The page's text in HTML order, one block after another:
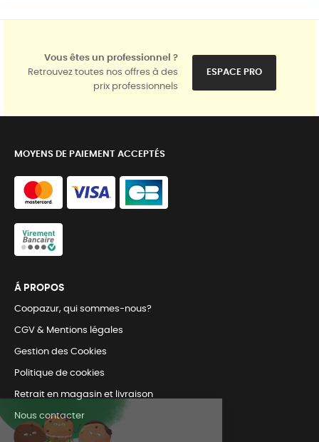
Vous êtes un professionnel ?
Retrouvez toutes nos offres à des
prix professionnels
ESPACE PRO
MOYENS DE PAIEMENT ACCEPTÉS
Á PROPOS
Coopazur, qui sommes-nous?
CGV & Mentions légales
Gestion des Cookies
Politique de cookies
Retrait en magasin et livraison
Nous contacter